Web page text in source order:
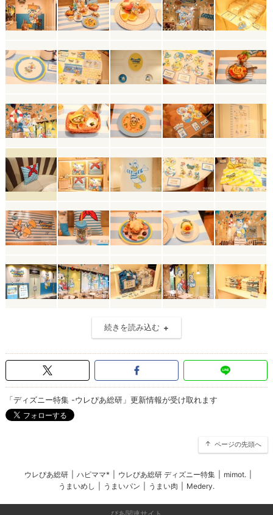
続きを読み込む
「ディズニー特集 -ウレぴあ総研」更新情報が受け取れます
ページの先頭へ
ウレぴあ総研 ハピママ* ウレぴあ総研 ディズニー特集 mimot.
うまいめし
うまいパン うまい肉 Medery.